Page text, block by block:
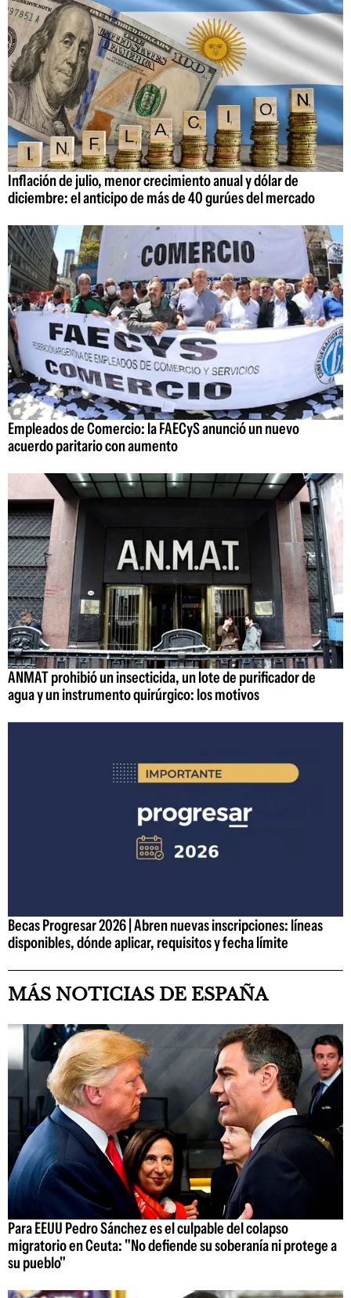
Inflación de julio, menor crecimiento anual y dólar de
diciembre: el anticipo de más de 40 gurúes del mercado
Empleados de Comercio: la FAECyS anunció un nuevo
acuerdo paritario con aumento
ANMAT prohibió un insecticida, un lote de purificador de
agua y un instrumento quirúrgico: los motivos
Becas Progresar 2026 | Abren nuevas inscripciones: líneas
disponibles, dónde aplicar, requisitos y fecha límite
MÁS NOTICIAS DE ESPAÑA
Para EEUU Pedro Sánchez es el culpable del colapso
migratorio en Ceuta: "No defiende su soberanía ni protege a
su pueblo"